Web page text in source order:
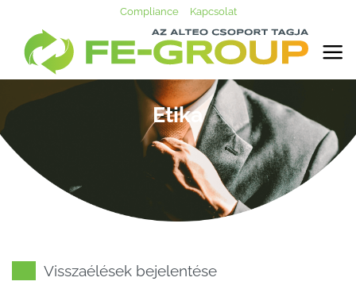
content
Compliance Kapcsolat
Etika
Visszaélések bejelentése